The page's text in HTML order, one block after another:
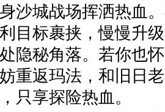
沙城战场挥洒热血
目标裹挟，慢慢升
隐秘角落。若你也
重返玛法，和旧日
只享探险热血。